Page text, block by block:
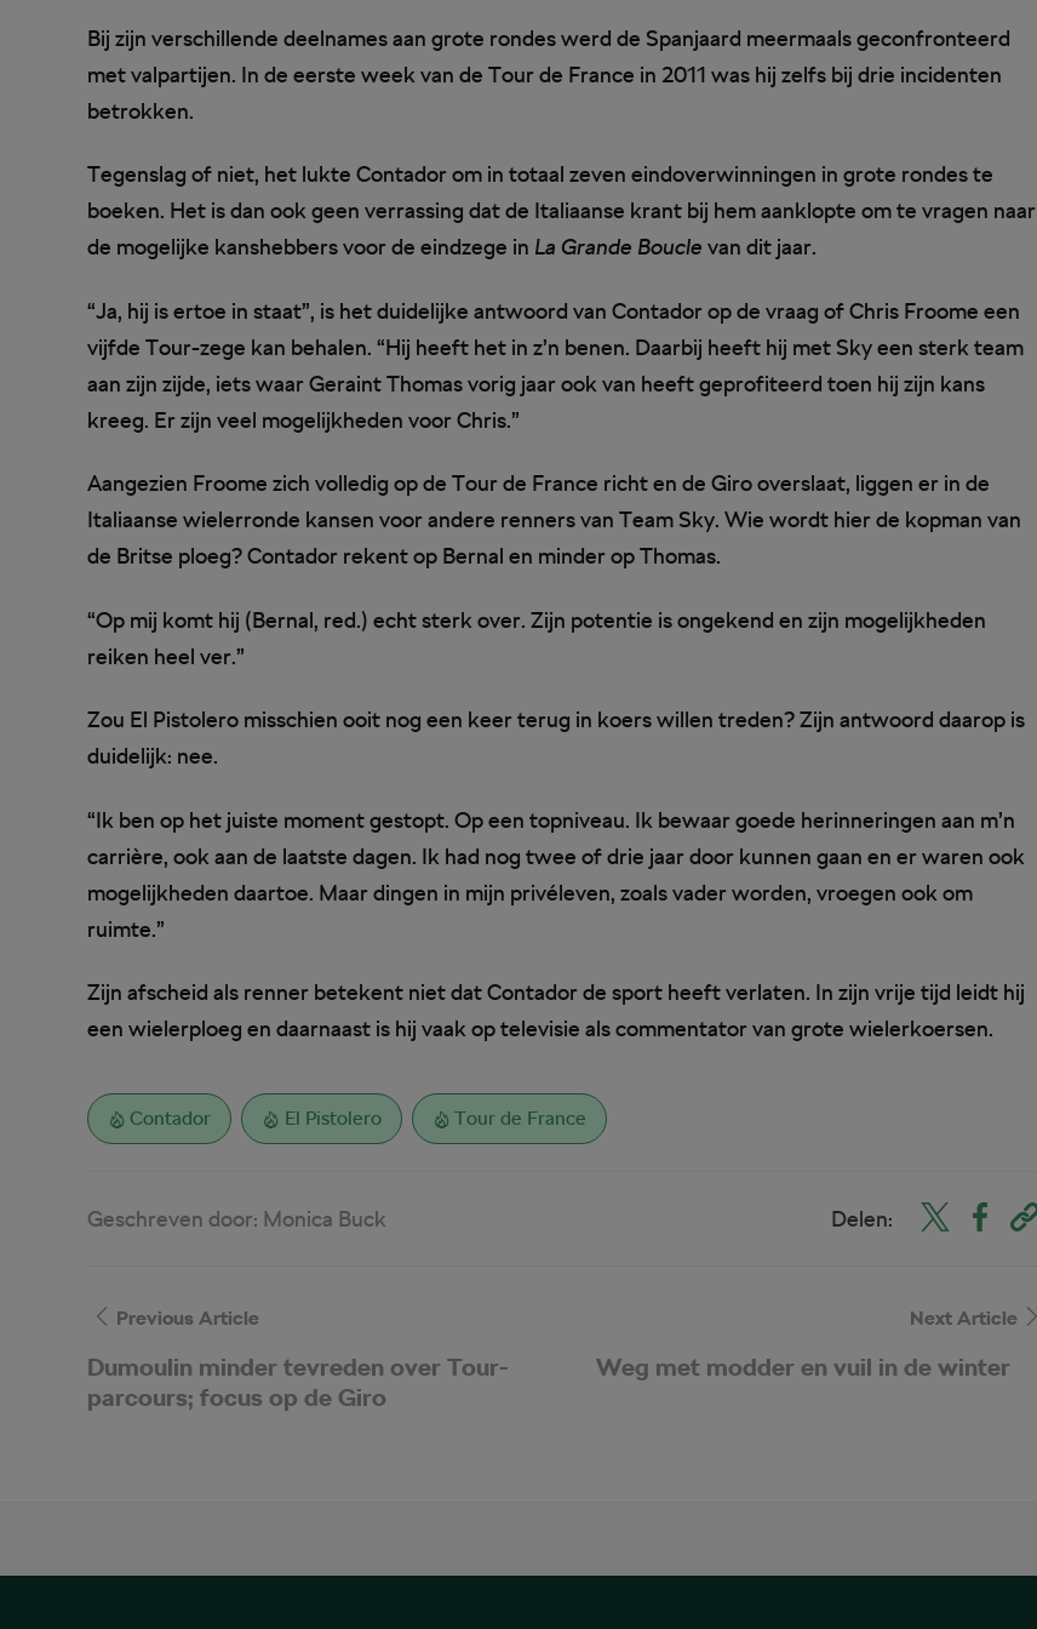
Bij zijn verschillende deelnames aan grote rondes werd de Spanjaard meermaals geconfronteerd
met valpartijen. In de eerste week van de Tour de France in 2011 was hij zelfs bij drie incidenten
betrokken.
Tegenslag of niet, het lukte Contador om in totaal zeven eindoverwinningen in grote rondes te
boeken. Het is dan ook geen verrassing dat de Italiaanse krant bij hem aanklopte om te vragen naar
de mogelijke kanshebbers voor de eindzege in La Grande Boucle van dit jaar.
“Ja, hij is ertoe in staat”, is het duidelijke antwoord van Contador op de vraag of Chris Froome een
vijfde Tour-zege kan behalen. “Hij heeft het in z’n benen. Daarbij heeft hij met Sky een sterk team
aan zijn zijde, iets waar Geraint Thomas vorig jaar ook van heeft geprofiteerd toen hij zijn kans
kreeg. Er zijn veel mogelijkheden voor Chris.”
Aangezien Froome zich volledig op de Tour de France richt en de Giro overslaat, liggen er in de
Italiaanse wielerronde kansen voor andere renners van Team Sky. Wie wordt hier de kopman van
de Britse ploeg? Contador rekent op Bernal en minder op Thomas.
“Op mij komt hij (Bernal, red.) echt sterk over. Zijn potentie is ongekend en zijn mogelijkheden
reiken heel ver.”
Zou El Pistolero misschien ooit nog een keer terug in koers willen treden? Zijn antwoord daarop is
duidelijk: nee.
“Ik ben op het juiste moment gestopt. Op een topniveau. Ik bewaar goede herinneringen aan m’n
carrière, ook aan de laatste dagen. Ik had nog twee of drie jaar door kunnen gaan en er waren ook
mogelijkheden daartoe. Maar dingen in mijn privéleven, zoals vader worden, vroegen ook om
ruimte.”
Zijn afscheid als renner betekent niet dat Contador de sport heeft verlaten. In zijn vrije tijd leidt hij
een wielerploeg en daarnaast is hij vaak op televisie als commentator van grote wielerkoersen.
Contador El Pistolero Tour de France
Geschreven door: Monica Buck Delen:
Previous Article
Dumoulin minder tevreden over Tour-
parcours; focus op de Giro
Next Article
Weg met modder en vuil in de winter